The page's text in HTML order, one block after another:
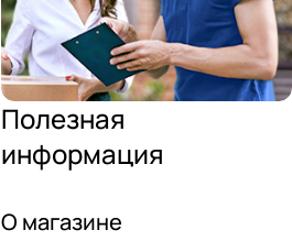
Полезная
информация
О магазине